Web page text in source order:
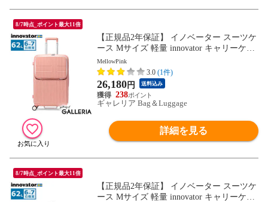
8/7時点_ポイント最大11倍
【正規品2年保証】 イノベーター スーツケ
ース Mサイズ 軽量 innovator キャリーケー
ス suitcase ストッパー フロントポケット キ
ャリーバッグ PC 静音 TSAロック 旅行 6泊
7泊 Extreme Journey 62L Middle INV60
MellowPink
3.0 (1件)
26,180円 送料込み
238
ギャレリア Bag＆Luggage
詳細を見る
8/7時点_ポイント最大11倍
【正規品2年保証】 イノベーター スーツケ
ース Mサイズ 軽量 innovator キャリーケー